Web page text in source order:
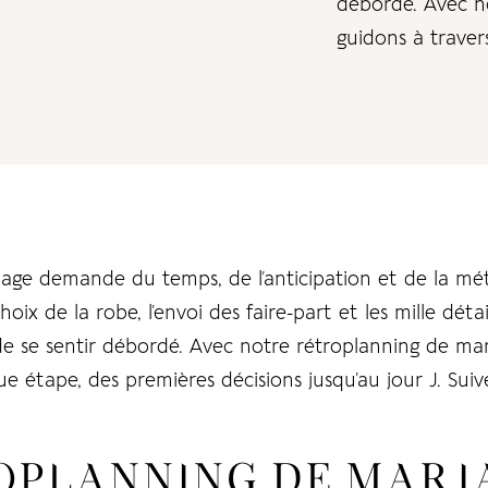
débordé. Avec
guidons à
demande du temps, de l’anticipation et de la
de la robe, l’envoi des faire-part et les mille
se sentir débordé. Avec notre rétroplanning de
étape, des premières décisions jusqu’au jour J.